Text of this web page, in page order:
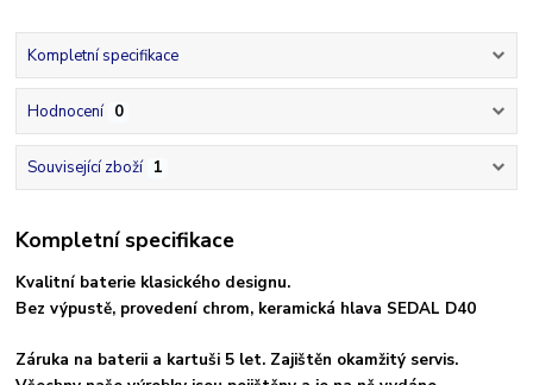
Kompletní specifikace
Hodnocení 0
Související zboží 1
Kompletní specifikace
Kvalitní baterie klasického designu.
Bez výpustě, provedení chrom, keramická hlava SEDAL D40
Záruka na baterii a kartuši 5 let. Zajištěn okamžitý servis.